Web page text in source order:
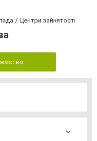
Центри зайнятості